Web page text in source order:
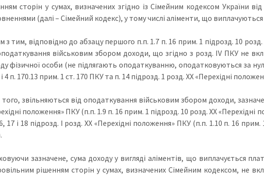
сторін у сумах, визначених згідно із Сімейним кодексом України
(далі – Сімейний кодекс), у тому числі аліменти, що
з тим, відповідно до абзацу першого п.п. 1.7 п. 16 прим. 1 підрозд. 10
військовим збором доходи, що згідно з розд. IV ПКУ не
фізичної особи (не підлягають оподаткуванню, оподатковуються за
4 п. 170.13 прим. 1 ст. 170 ПКУ та п. 14 підрозд. 1 розд. XX «Перехідні
того, звільняються від оподаткування військовим збором доходи,
положення» ПКУ (п.п. 1.9 п. 16 прим. 1 підрозд. 10 розд. ХХ «Перехідні
17 і 18 підрозд. І розд. ХХ «Перехідні положення» ПКУ (п.п. 1.10 п. 16
зазначене, сума доходу у вигляді аліментів, що виплачується
рішенням сторін у сумах, визначених Сімейним кодексом, не